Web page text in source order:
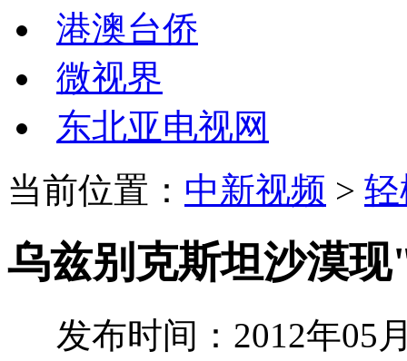
港澳台侨
微视界
东北亚电视网
当前位置： 中新视频 >
乌兹别克斯坦沙漠
发布时间：2012年05